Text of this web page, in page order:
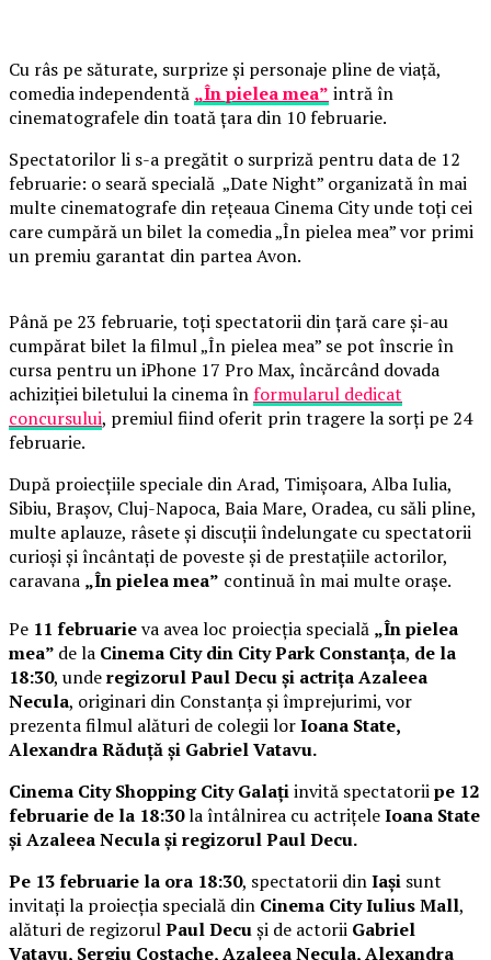
Cu râs pe săturate, surprize și personaje pline de viață,
comedia independentă „În pielea mea” intră în
cinematografele din toată țara din 10 februarie.
Spectatorilor li s-a pregătit o surpriză pentru data de 12
februarie: o seară specială „Date Night” organizată în mai
multe cinematografe din rețeaua Cinema City unde toți cei
care cumpără un bilet la comedia „În pielea mea” vor primi
un premiu garantat din partea Avon.
Până pe 23 februarie, toți spectatorii din țară care și-au
cumpărat bilet la filmul „În pielea mea” se pot înscrie în
cursa pentru un iPhone 17 Pro Max, încărcând dovada
achiziției biletului la cinema înformularul dedicat
concursului, premiul fiind oferit prin tragere la sorți pe 24
februarie.
După proiecțiile speciale din Arad, Timișoara, Alba Iulia,
Sibiu, Brașov, Cluj-Napoca, Baia Mare, Oradea, cu săli pline,
multe aplauze, râsete și discuții îndelungate cu spectatorii
curioși și încântați de poveste și de prestațiile actorilor,
caravana „În pielea mea” continuă în mai multe orașe.
Pe 11 februarieva avea loc proiecția specială „În pielea
mea” de la Cinema City din City Park Constanța, de la
18:30, underegizorul Paul Decu și actrița Azaleea
Necula, originari din Constanța și împrejurimi, vor
prezenta filmul alături de colegii lorIoana State,
Alexandra Răduță și Gabriel Vatavu.
Cinema City Shopping City Galațiinvită spectatoriipe 12
februarie de la 18:30la întâlnirea cu actrițeleIoana State
și Azaleea Necula și regizorul Paul Decu.
Pe 13 februarie la ora 18:30, spectatorii dinIași sunt
invitați la proiecția specială din Cinema City Iulius Mall,
alături de regizorulPaul Decuși de actorii Gabriel
Vatavu, Sergiu Costache, Azaleea Necula, Alexandra